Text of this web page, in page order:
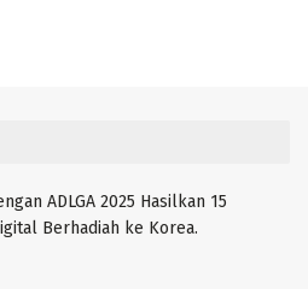
ADLGA 2025 Hasilkan 15
Berhadiah ke Korea.